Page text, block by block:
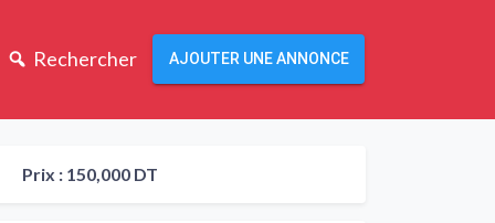
Rechercher AJOUTER UNE ANNONCE
Prix : 150,000 DT